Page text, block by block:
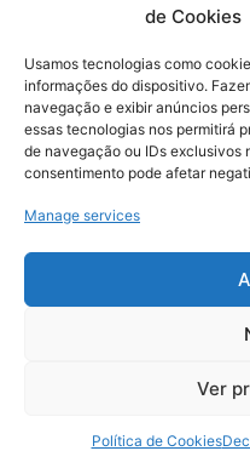
de Cookies
Usamos tecnologias como
informações do dispositivo.
navegação e exibir anúncios
essas tecnologias nos permitirá
de navegação ou IDs exclusivos
consentimento pode afetar
Manage services
Ver
Política de Cookies
Ockara é uma plataforma
oferecer o máximo de
gerenciadores de
© Merak Produções
Inscrição Municipal: